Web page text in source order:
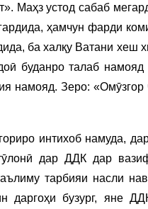
Маҳз устод сабаб
ҳамчун фарди
ба халқу Ватани хеш
буданро талаб намояд
намояд. Зеро:
интихоб намуда,
дар ДДК дар
тарбияи насли
даргоҳи бузург, яне